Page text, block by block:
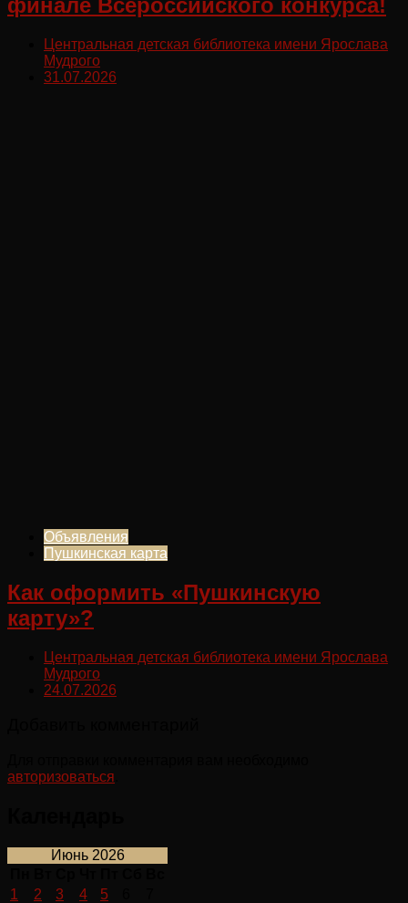
Центральная детская библиотека имени Ярослава
Мудрого
31.07.2026
Объявления
Пушкинская карта
Как оформить «Пушкинскую
карту»?
Центральная детская библиотека имени Ярослава
Мудрого
24.07.2026
авторизоваться
Июнь 2026
1
2 3 4 5